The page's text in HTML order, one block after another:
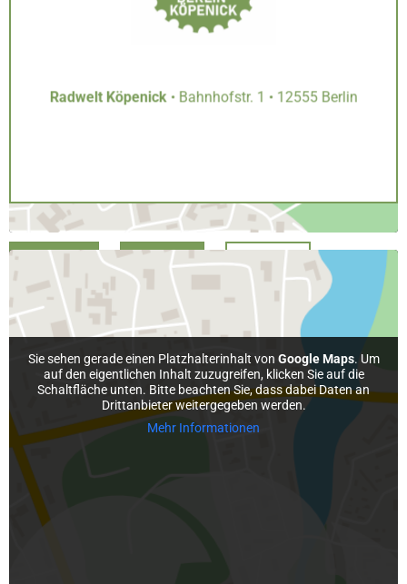
Erforderlichen Service akzeptieren und Inhalte
entsperren
CHAT INFO MAP
Radwelt Köpenick• Bahnhofstr. 1 • 12555 Berlin
Sie sehen gerade einen Platzhalterinhalt von Google Maps. Um
auf den eigentlichen Inhalt zuzugreifen, klicken Sie auf die
Schaltfläche unten. Bitte beachten Sie, dass dabei Daten an
Drittanbieter weitergegeben werden.
Mehr Informationen